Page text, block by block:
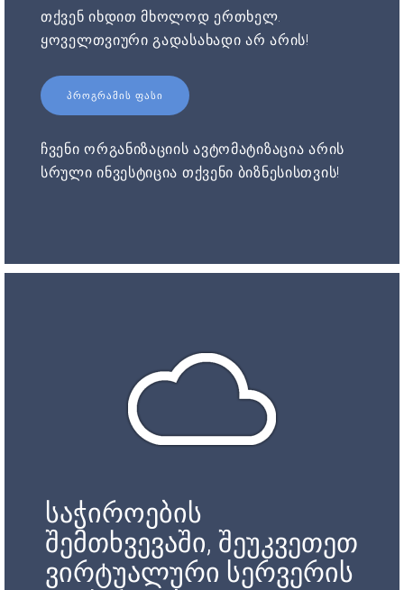
თქვენ იხდით მხოლოდ ერთხელ.
ყოველთვიური გადასახადი არ არის!
ᲞᲠᲝᲒᲠᲐᲛᲘᲡ ᲤᲐᲡᲘ
ჩვენი ორგანიზაციის ავტომატიზაცია არის
სრული ინვესტიცია თქვენი ბიზნესისთვის!
საჭიროების
შემთხვევაში, შეუკვეთეთ
ვირტუალური სერვერის